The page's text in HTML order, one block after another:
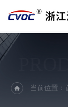
当前位置：